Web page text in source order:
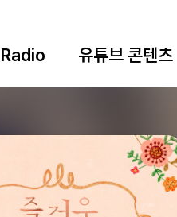
Radio 유튜브 콘텐츠